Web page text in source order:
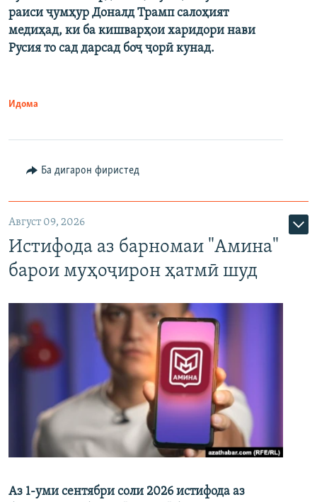
раиси ҷумҳур Доналд Трамп салоҳият
медиҳад, ки ба кишварҳои харидори нави
Русия то сад дарсад боҷ ҷорӣ кунад.
Идома
Ба дигарон фиристед
Август 09, 2026
Истифода аз барномаи "Амина"
барои муҳоҷирон ҳатмӣ шуд
Аз 1-уми сентябри соли 2026 истифода аз